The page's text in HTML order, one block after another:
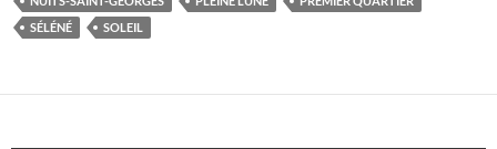
SÉLÉNÉ
SOLEIL